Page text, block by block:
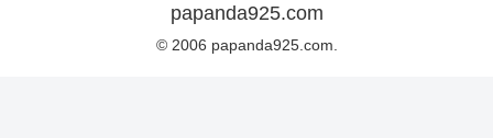
papanda925.com
© 2006 papanda925.com.